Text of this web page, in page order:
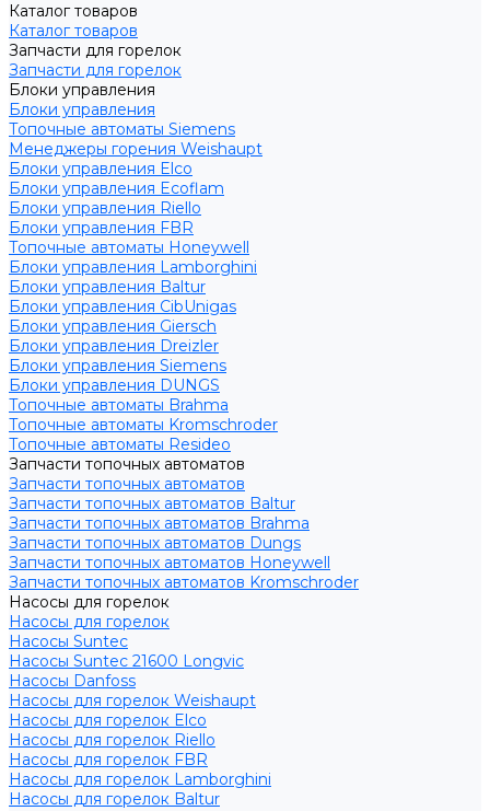
Каталог товаров
Каталог товаров
Запчасти для горелок
Запчасти для горелок
Блоки управления
Блоки управления
Топочные автоматы Siemens
Менеджеры горения Weishaupt
Блоки управления Elco
Блоки управления Ecoflam
Блоки управления Riello
Блоки управления FBR
Топочные автоматы Honeywell
Блоки управления Lamborghini
Блоки управления Baltur
Блоки управления CibUnigas
Блоки управления Giersch
Блоки управления Dreizler
Блоки управления Siemens
Блоки управления DUNGS
Топочные автоматы Brahma
Топочные автоматы Kromschroder
Топочные автоматы Resideo
Запчасти топочных автоматов
Запчасти топочных автоматов
Запчасти топочных автоматов Baltur
Запчасти топочных автоматов Brahma
Запчасти топочных автоматов Dungs
Запчасти топочных автоматов Honeywell
Запчасти топочных автоматов Kromschroder
Насосы для горелок
Насосы для горелок
Насосы Suntec
Насосы Suntec 21600 Longvic
Насосы Danfoss
Насосы для горелок Weishaupt
Насосы для горелок Elco
Насосы для горелок Riello
Насосы для горелок FBR
Насосы для горелок Lamborghini
Насосы для горелок Baltur